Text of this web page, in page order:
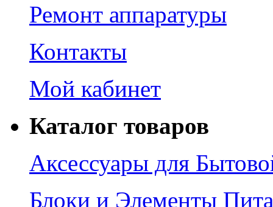
Ремонт аппаратуры
Контакты
Мой кабинет
Каталог товаров
Аксессуары для
Блоки и Элементы